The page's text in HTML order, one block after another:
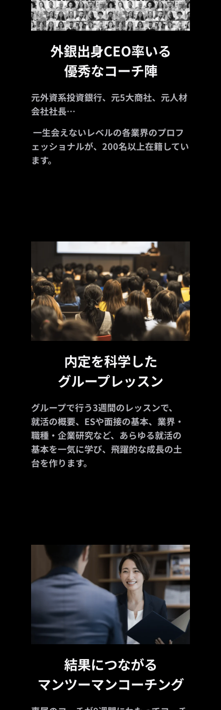
外銀出身CEO率いる
優秀なコーチ陣
元外資系投資銀行、元5大商社、元人材
会社社長…
一生会えないレベルの各業界のプロフ
ェッショナルが、200名以上在籍してい
ます。
内定を科学した
グループレッスン
グループで行う3週間のレッスンで、
就活の概要、ESや面接の基本、業界・
職種・企業研究など、あらゆる就活の
基本を一気に学び、飛躍的な成長の土
台を作ります。
結果につながる
マンツーマンコーチング